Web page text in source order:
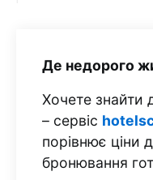
Де недорого
Хочете знайти
– сервіс
порівнює ціни
бронювання